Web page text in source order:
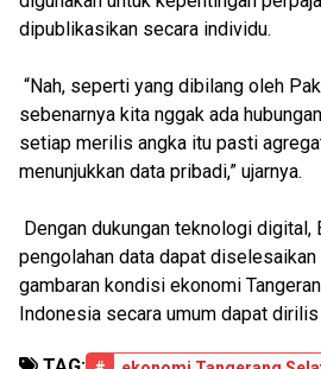
dipublikasikan secara individu.
“Nah, seperti yang dibilang oleh
sebenarnya kita nggak ada
setiap merilis angka itu pasti
menunjukkan data pribadi,” ujarnya.
Dengan dukungan teknologi digital,
pengolahan data dapat
gambaran kondisi ekonomi
Indonesia secara umum dapat